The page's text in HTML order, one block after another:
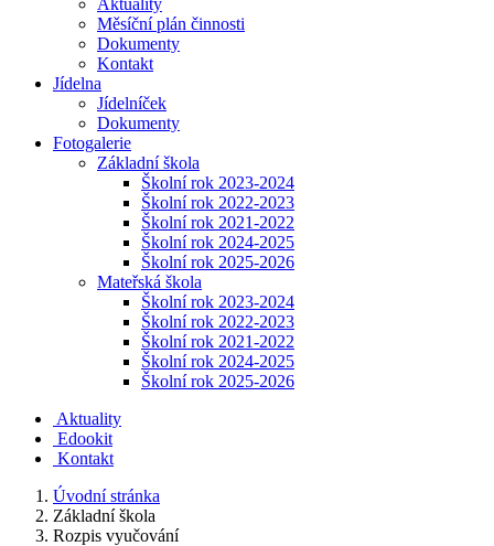
Aktuality
Měsíční plán činnosti
Dokumenty
Kontakt
Jídelna
Jídelníček
Dokumenty
Fotogalerie
Základní škola
Školní rok 2023-2024
Školní rok 2022-2023
Školní rok 2021-2022
Školní rok 2024-2025
Školní rok 2025-2026
Mateřská škola
Školní rok 2023-2024
Školní rok 2022-2023
Školní rok 2021-2022
Školní rok 2024-2025
Školní rok 2025-2026
Aktuality
Edookit
Kontakt
Úvodní stránka
Základní škola
Rozpis vyučování